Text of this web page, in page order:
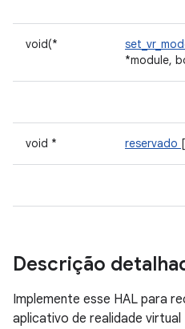
void(*
*module,
void * reservado
Descrição
Implemente esse HAL para
aplicativo de realidade